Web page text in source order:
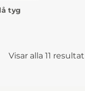
tyg
Visar alla 11 resultat